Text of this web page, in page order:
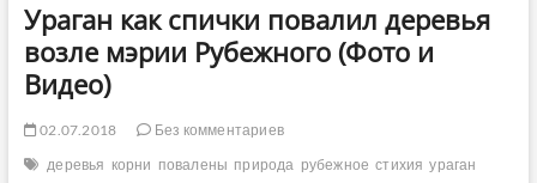
Ураган как спички повалил деревья
возле мэрии Рубежного (Фото и
Видео)
02.07.2018
Без комментариев
деревья корни повалены природа рубежное стихия ураган